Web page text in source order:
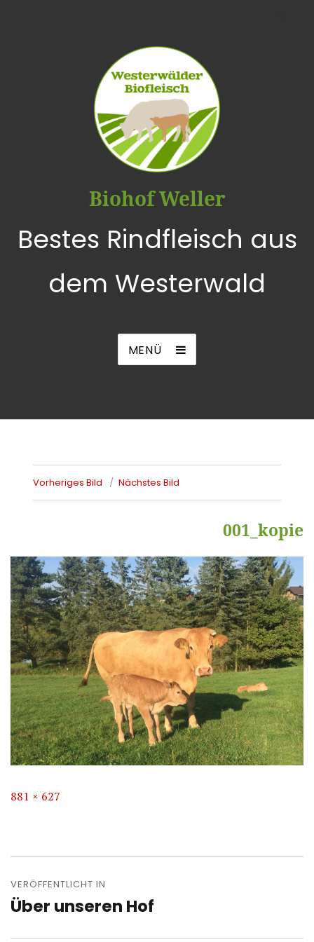
Biohof Weller
Bestes Rindfleisch aus
dem Westerwald
MENÜ
Vorheriges Bild Nächstes Bild
001_kopie
Volle
881 × 627
VERÖFFENTLICHT IN
Über unseren Hof